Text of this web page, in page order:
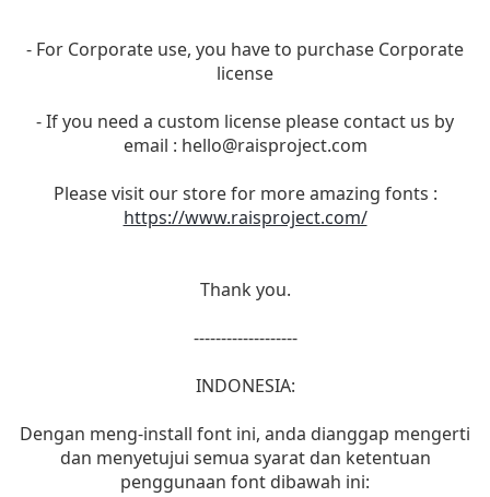
- For Corporate use, you have to purchase Corporate
license
- If you need a custom license please contact us by
email : hello@raisproject.com
Please visit our store for more amazing fonts :
https://www.raisproject.com/
Thank you.
-------------------
INDONESIA:
Dengan meng-install font ini, anda dianggap mengerti
dan menyetujui semua syarat dan ketentuan
penggunaan font dibawah ini: